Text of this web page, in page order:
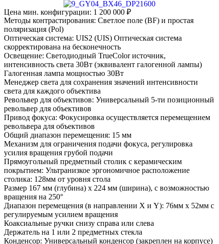
Цена мин. конфигурации: 1 200 000 ₽
Методы контрастирования: Светлое поле (BF) и простая
поляризация (Pol)
Оптическая система: UIS2 (UIS) Оптическая система
скорректирована на бесконечность
Освещение: Светодиодный TrueColor источник,
интенсивность света 30Вт (эквивалент галогенной лампы)
Галогенная лампа мощностью 30Вт
Менеджер света для сохранения значений интенсивности
света для каждого объектива
Револьвер для объективов: Универсальный 5-ти позиционный
револьвер для объективов
Привод фокуса: Фокусировка осуществляется перемещением
револьвера для объективов
Общий диапазон перемещения: 15 мм
Механизм для ограничения подачи фокуса, регулировка
усилия вращения грубой подачи
Прямоугольный предметный столик с керамическим
покрытием: Ультранизкое эргономичное расположение
столика: 128мм от уровня стола
Размер 167 мм (глубина) x 224 мм (ширина), с возможностью
вращения на 250°
Диапазон перемещения (в направлении X и Y): 76мм x 52мм с
регулируемым усилием вращения
Коаксиальные ручки снизу справа или слева
Держатель на 1 или 2 предметных стекла
Конденсор: Универсальный конденсор (закреплен на корпусе)